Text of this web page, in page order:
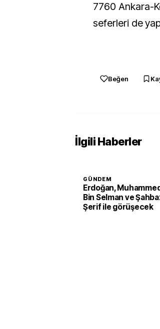
7760 Ankara-
seferleri de
Beğen
İlgili Haberler
GÜNDEM
Erdoğan,
Bin Selman ve
Şerif ile görüşecek